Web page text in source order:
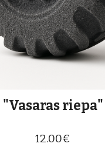
"Vasaras riepa"
12.00€